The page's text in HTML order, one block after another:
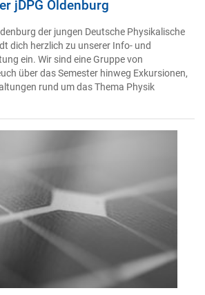
jDPG Oldenburg
der jungen Deutsche Physikalische
dich herzlich zu unserer Info- und
ein. Wir sind eine Gruppe von
über das Semester hinweg Exkursionen,
rund um das Thema Physik